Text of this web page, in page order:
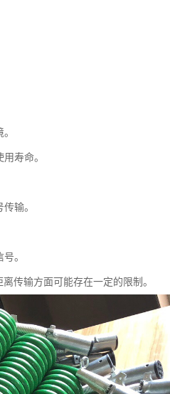
寿命。
输。
。
传输方面可能存在一定的限制。